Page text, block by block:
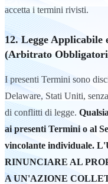
accetta i termini rivisti.
12. Legge Applicabile
(Arbitrato
I presenti Termini sono
Delaware, Stati Uniti,
di conflitti di legge.
ai presenti Termini o al
vincolante individuale.
RINUNCIARE AL
A UN'AZIONE